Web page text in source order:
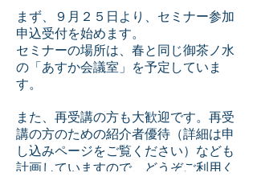
まず、９月２５日より、セミナー参加
申込受付を始めます。
セミナーの場所は、春と同じ御茶ノ水
の「あすか会議室」を予定していま
す。
また、再受講の方も大歓迎です。再受
講の方のための紹介者優待（詳細は申
し込みページをご覧ください）なども
計画していますので、どうぞご利用く